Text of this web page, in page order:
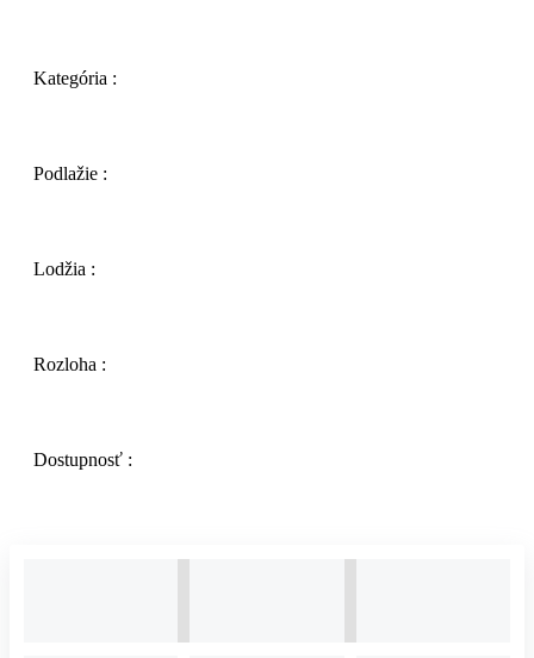
Kategória :
Podlažie :
Lodžia :
Rozloha :
Dostupnosť :